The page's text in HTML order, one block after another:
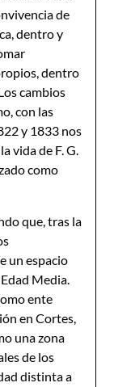
de
dentro y
dentro
cambios
con las
y 1833 nos
vida de F. G.
como
que, tras la
un espacio
Media.
ente
en Cortes,
una zona
de los
distinta a